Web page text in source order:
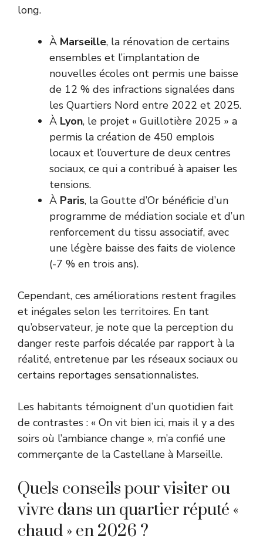
long.
À Marseille, la rénovation de certains
ensembles et l’implantation de
nouvelles écoles ont permis une baisse
de 12 % des infractions signalées dans
les Quartiers Nord entre 2022 et 2025.
À Lyon, le projet « Guillotière 2025 » a
permis la création de 450 emplois
locaux et l’ouverture de deux centres
sociaux, ce qui a contribué à apaiser les
tensions.
À Paris, la Goutte d’Or bénéficie d’un
programme de médiation sociale et d’un
renforcement du tissu associatif, avec
une légère baisse des faits de violence
(-7 % en trois ans).
Cependant, ces améliorations restent fragiles
et inégales selon les territoires. En tant
qu’observateur, je note que la perception du
danger reste parfois décalée par rapport à la
réalité, entretenue par les réseaux sociaux ou
certains reportages sensationnalistes.
Les habitants témoignent d’un quotidien fait
de contrastes : « On vit bien ici, mais il y a des
soirs où l’ambiance change », m’a confié une
commerçante de la Castellane à Marseille.
Quels conseils pour visiter ou
vivre dans un quartier réputé «
chaud » en 2026 ?